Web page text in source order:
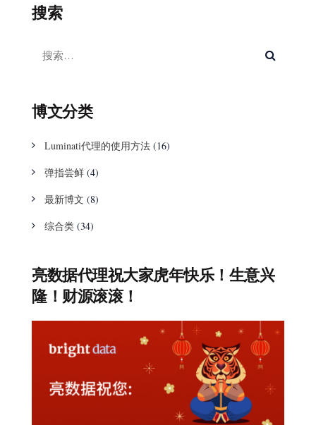
搜索
博文分类
Luminati代理的使用方法 (16)
弹指尝鲜 (4)
最新博文 (8)
综合类 (34)
亮数据代理祝大家虎年快乐！生意兴
隆！财源滚滚！